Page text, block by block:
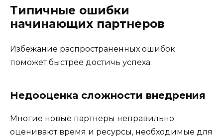
Типичные ошибки
начинающих партнеров
Избежание распространенных ошибок
поможет быстрее достичь успеха:
Недооценка сложности внедрения
Многие новые партнеры неправильно
оценивают время и ресурсы, необходимые для